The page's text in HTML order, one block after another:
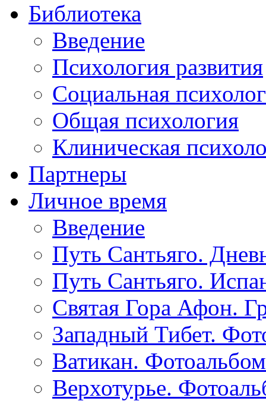
Библиотека
Введение
Психология развития
Социальная
Общая психология
Клиническая
Партнеры
Личное время
Введение
Путь Сантьяго.
Путь Сантьяго.
Святая Гора Афон.
Западный Тибет.
Ватикан.
Верхотурье.